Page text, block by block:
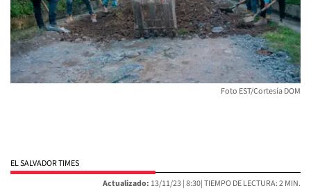
Foto EST/Cortesía DOM
EL SALVADOR TIMES
Actualizado: 13/11/23 |8:30| TIEMPO DE LECTURA: 2 MIN.